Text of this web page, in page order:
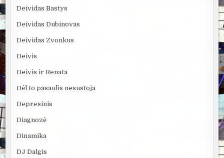
Deividas Bastys
Deividas Dubinovas
Deividas Zvonkus
Deivis
Deivis ir Renata
Dėl to pasaulis nesustoja
Depresinis
Diagnozė
Dinamika
DJ Dalgis